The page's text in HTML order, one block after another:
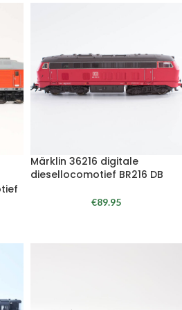
Märklin 36216 digitale
diesellocomotief BR216 DB
€89.95